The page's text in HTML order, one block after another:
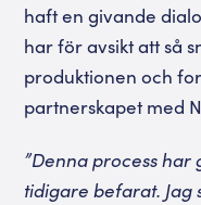
haft en givande
har för avsikt att så
produktionen och
partnerskapet med
”Denna process
tidigare befarat. Jag